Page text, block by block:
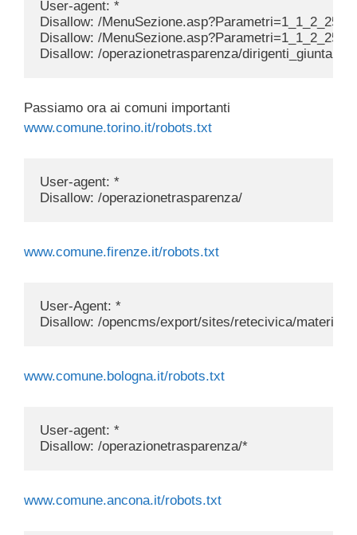
User-agent: *
Disallow: /
Disallow: /
Passiamo ora ai comuni importanti
www.comune.torino.it/robots.txt
User-agent: *
www.comune.firenze.it/robots.txt
User-Agent: *
www.comune.bologna.it/robots.txt
User-agent: *
www.comune.ancona.it/robots.txt